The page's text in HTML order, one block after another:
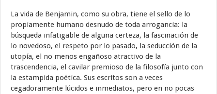
La vida de Benjamin, como su obra, tiene el sello de lo
propiamente humano desnudo de toda arrogancia: la
búsqueda infatigable de alguna certeza, la fascinación de
lo novedoso, el respeto por lo pasado, la seducción de la
utopía, el no menos engañoso atractivo de la
trascendencia, el cavilar premioso de la filosofía junto con
la estampida poética. Sus escritos son a veces
cegadoramente lúcidos e inmediatos, pero en no pocas